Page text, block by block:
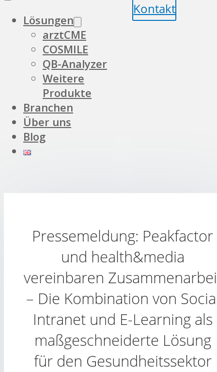
Lösungen
arztCME
COSMILE
QB-Analyzer
Weitere
Produkte
Branchen
Über uns
Blog
Kontakt
Pressemeldung: Peakfactor
und health&media
vereinbaren
– Die Kombination von
Intranet und E-Learning als
maßgeschneiderte Lösung
für den Gesundheitssektor